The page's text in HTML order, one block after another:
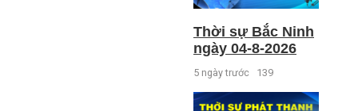
Thời sự Bắc Ninh
ngày 04-8-2026
5 ngày trước 139